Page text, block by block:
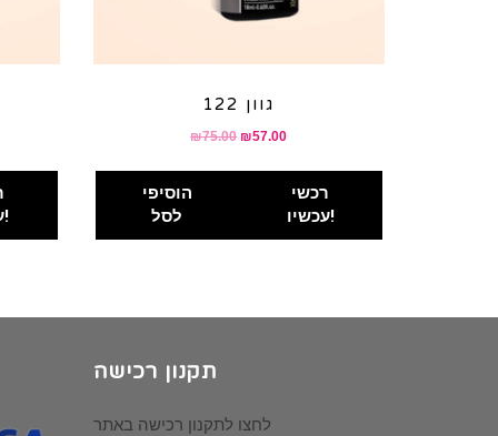
עכשיו!
גוון 122
₪75.00 ₪57.00
הוסיפי
לסל
רכשי
עכשיו!
תקנון רכישה
לחצו לתקנון רכישה באתר